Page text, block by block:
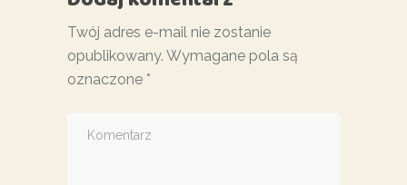
Twój adres e-mail nie zostanie
opublikowany. Wymagane pola są
oznaczone *